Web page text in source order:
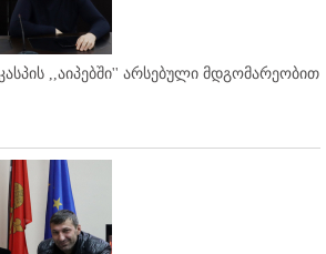
,,აიპებში'' არსებული მდგომარეობით